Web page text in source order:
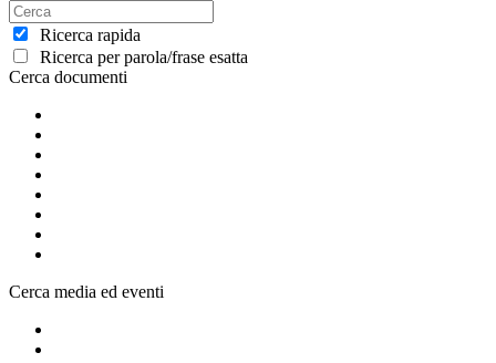
Ricerca rapida
Ricerca per parola/frase esatta
Cerca documenti
Cerca media ed eventi